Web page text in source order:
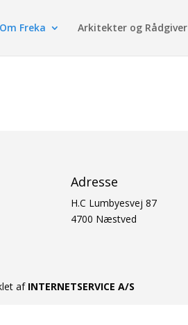
Om Freka Arkitekter og Rådgiver
Adresse
H.C Lumbyesvej 87
4700 Næstved
af INTERNETSERVICE A/S